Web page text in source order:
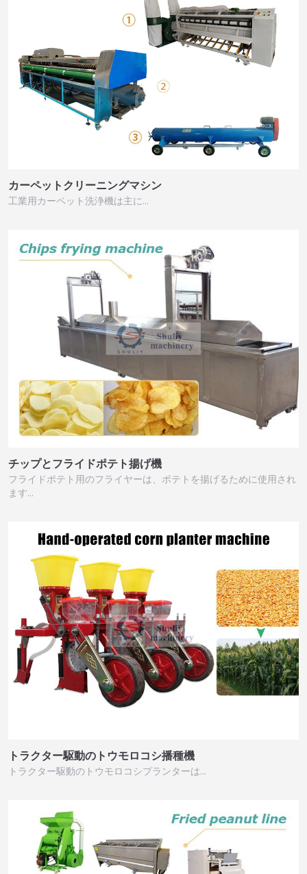
カーペットクリーニングマシン
工業用カーペット洗浄機は主に…
チップとフライドポテト揚げ機
フライドポテト用のフライヤーは、ポテトを揚げるために使用され
ます…
トラクター駆動のトウモロコシ播種機
トラクター駆動のトウモロコシプランターは…